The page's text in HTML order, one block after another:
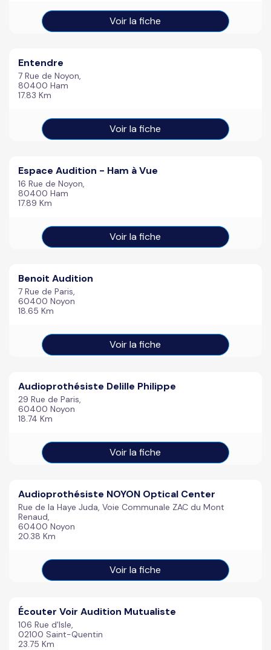
Voir la fiche
Entendre
7 Rue de Noyon,
80400 Ham
17.83 Km
Voir la fiche
Espace Audition - Ham à Vue
16 Rue de Noyon,
80400 Ham
17.89 Km
Voir la fiche
Benoit Audition
7 Rue de Paris,
60400 Noyon
18.65 Km
Voir la fiche
Audioprothésiste Delille Philippe
29 Rue de Paris,
60400 Noyon
18.74 Km
Voir la fiche
Audioprothésiste NOYON Optical Center
Rue de la Haye Juda, Voie Communale ZAC du Mont
Renaud,
60400 Noyon
20.38 Km
Voir la fiche
Écouter Voir Audition Mutualiste
106 Rue d'Isle,
02100 Saint-Quentin
23.75 Km